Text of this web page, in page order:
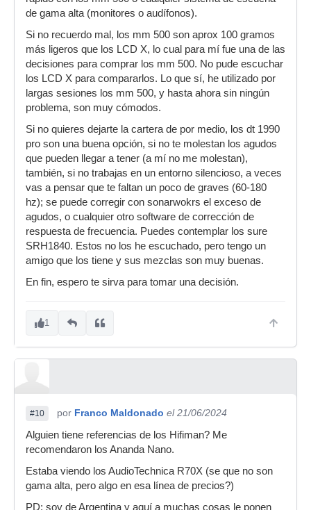
de gama alta (monitores o audífonos).
Si no recuerdo mal, los mm 500 son aprox 100 gramos
más ligeros que los LCD X, lo cual para mí fue una de las
decisiones para comprar los mm 500. No pude escuchar
los LCD X para compararlos. Lo que sí, he utilizado por
largas sesiones los mm 500, y hasta ahora sin ningún
problema, son muy cómodos.
Si no quieres dejarte la cartera de por medio, los dt 1990
pro son una buena opción, si no te molestan los agudos
que pueden llegar a tener (a mí no me molestan),
también, si no trabajas en un entorno silencioso, a veces
vas a pensar que te faltan un poco de graves (60-180
hz); se puede corregir con sonarwokrs el exceso de
agudos, o cualquier otro software de corrección de
respuesta de frecuencia. Puedes contemplar los sure
SRH1840. Estos no los he escuchado, pero tengo un
amigo que los tiene y sus mezclas son muy buenas.
En fin, espero te sirva para tomar una decisión.
1
#10 por Franco Maldonado el 21/06/2024
Alguien tiene referencias de los Hifiman? Me
recomendaron los Ananda Nano.
Estaba viendo los AudioTechnica R70X (se que no son
gama alta, pero algo en esa línea de precios?)
PD: soy de Argentina y aquí a muchas cosas le ponen